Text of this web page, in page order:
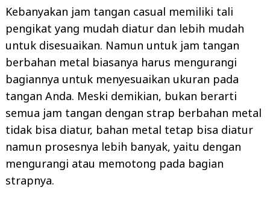
Kebanyakan jam tangan casual memiliki tali
pengikat yang mudah diatur dan lebih mudah
untuk disesuaikan. Namun untuk jam tangan
berbahan metal biasanya harus mengurangi
bagiannya untuk menyesuaikan ukuran pada
tangan Anda. Meski demikian, bukan berarti
semua jam tangan dengan strap berbahan metal
tidak bisa diatur, bahan metal tetap bisa diatur
namun prosesnya lebih banyak, yaitu dengan
mengurangi atau memotong pada bagian
strapnya.